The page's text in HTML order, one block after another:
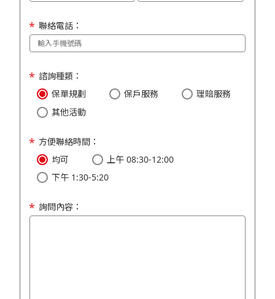
聯絡電話：
諮詢種類：
保單規劃
保戶服務
理賠服務
其他活動
方便聯絡時間：
均可
上午 08:30-12:00
下午 1:30-5:20
詢問內容：